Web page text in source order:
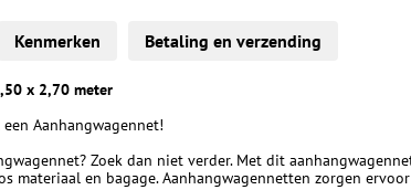
Kenmerken Betaling en verzending
x 2,70 meter
Aanhangwagennet!
Zoek dan niet verder. Met dit
materiaal en bagage. Aanhangwagennetten zorgen